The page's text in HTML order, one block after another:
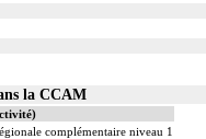
la CCAM
complémentaire niveau 1